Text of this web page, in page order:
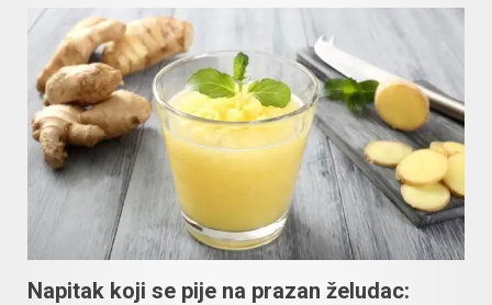
Napitak koji se pije na prazan želudac: